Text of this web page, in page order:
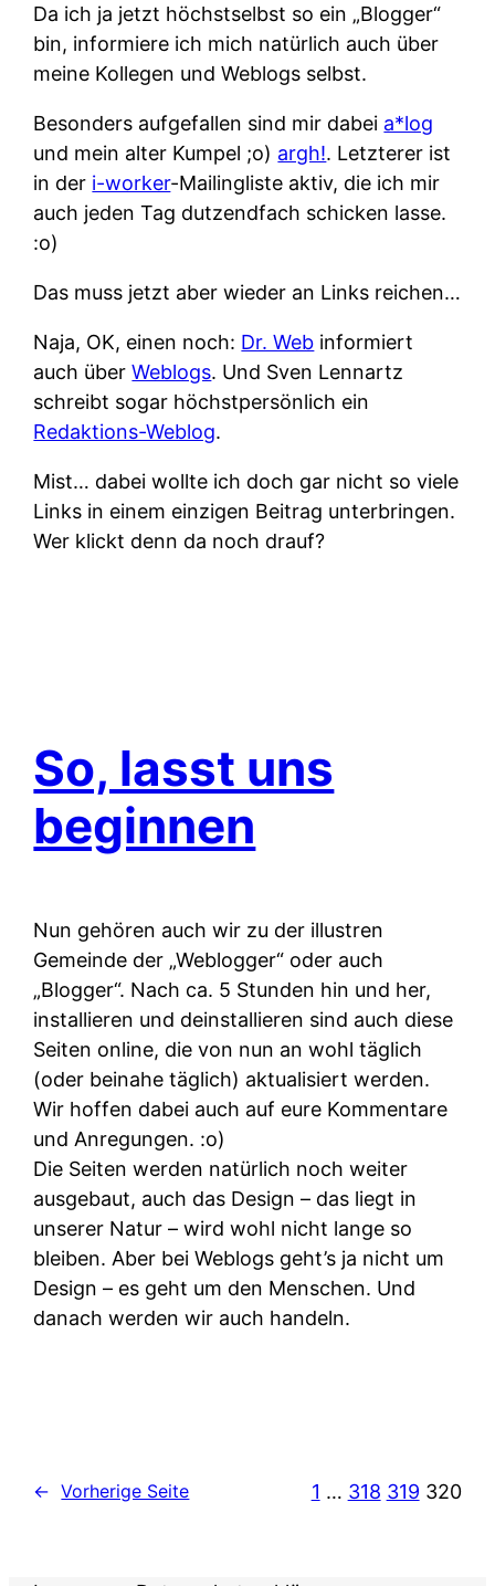
Da ich ja jetzt höchstselbst so ein „Blogger“
bin, informiere ich mich natürlich auch über
meine Kollegen und Weblogs selbst.
Besonders aufgefallen sind mir dabei a*log
und mein alter Kumpel ;o) argh!. Letzterer ist
in der i-worker-Mailingliste aktiv, die ich mir
auch jeden Tag dutzendfach schicken lasse.
:o)
Das muss jetzt aber wieder an Links reichen…
Naja, OK, einen noch: Dr. Web informiert
auch überWeblogs. Und Sven Lennartz
schreibt sogar höchstpersönlich ein
Redaktions-Weblog.
Mist… dabei wollte ich doch gar nicht so viele
Links in einem einzigen Beitrag unterbringen.
Wer klickt denn da noch drauf?
So, lasst uns
beginnen
Nun gehören auch wir zu der illustren
Gemeinde der „Weblogger“ oder auch
„Blogger“. Nach ca. 5 Stunden hin und her,
installieren und deinstallieren sind auch diese
Seiten online, die von nun an wohl täglich
(oder beinahe täglich) aktualisiert werden.
Wir hoffen dabei auch auf eure Kommentare
und Anregungen. :o)
Die Seiten werden natürlich noch weiter
ausgebaut, auch das Design – das liegt in
unserer Natur – wird wohl nicht lange so
bleiben. Aber bei Weblogs geht’s ja nicht um
Design – es geht um den Menschen. Und
danach werden wir auch handeln.
← Vorherige Seite 1 … 318 319 320